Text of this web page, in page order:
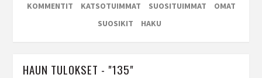
KOMMENTIT
KATSOTUIMMAT SUOSITUIMMAT
OMAT
SUOSIKIT
HAKU
HAUN TULOKSET - "135"